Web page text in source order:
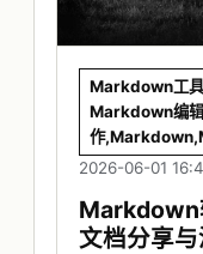
Markdown工具
Markdown编辑
作
2026-06-01
Markdown
文档分享与